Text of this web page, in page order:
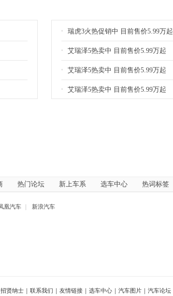
瑞虎3火热促销中 目前售价5.99万起
艾瑞泽5热卖中 目前售价5.99万起
艾瑞泽5热卖中 目前售价5.99万起
艾瑞泽5热卖中 目前售价5.99万起
热门论坛 新上车系 选车中心 热词标签
凰汽车 新浪汽车
招贤纳士 联系我们 友情链接 选车中心 汽车图片 汽车论坛